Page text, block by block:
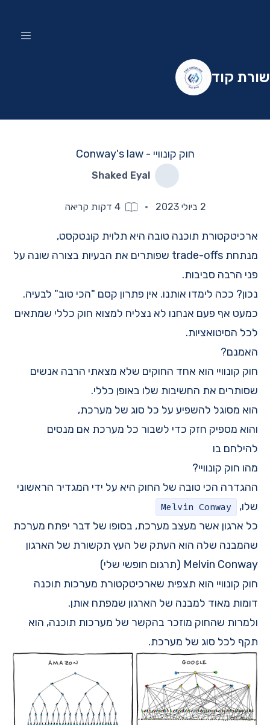
שורת קוד
חוק קונוויי - Conway's law
Shaked Eyal
2 ביולי 2023 ·
4 דקות קריאה
ארכיטקטורת תוכנה טובה היא תלוית קונטקסט,
מנתחת trade-offs שפותרים את הבעיות בצורה שונה על
פני הרבה סביבות.
נכון? ככה לימדו אותנו. אין פתרון קסם "הכי טוב" לבעיה.
כמעט אף פעם אנחנו לא נצליח למצוא חוק כללי שמתאים
לכל הסיטואציות.
האמנם?
חוק קונוויי הוא אחד החוקים שלא מצאתי הרבה אנשים
שסותרים את החשיבות שלו באופן כללי.
הוא מסוגל להשפיע על כל סוג של מערכת,
והוא מספיק חזק כדי לשבור כל מערכת אם מנסים
להילחם בו
מהו חוק קונוויי?
ההגדרה הכי טובה של החוק היא על ידי המגדיר הראשוני
שלו,
Melvin Conway
כל ארגון אשר מעצב מערכת, בסופו של דבר יפתח מערכת
שהמבנה שלה הוא העתק של העץ תקשורת של הארגון
Melvin Conway (תרגום חופשי שלי)
חוק קונוויי הוא תצפית שארכיטקטורת מערכות תוכנה
דומות מאוד למבנה של הארגון שמפתח אותן.
ולמרות שהחוק מוזכר בהקשר של מערכות תוכנה, הוא
תקף לכל סוג של מערכת.